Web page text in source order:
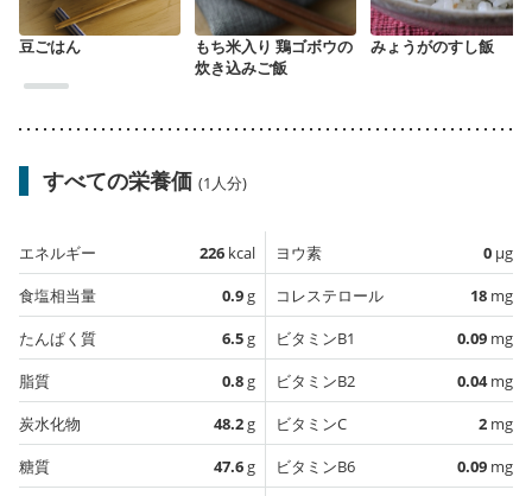
豆ごはん
もち米入り 鶏ゴボウの
炊き込みご飯
みょうがのすし飯
すべての栄養価 (1人分)
エネルギー 226 kcal
食塩相当量
0.9g
たんぱく質
6.5g
脂質
0.8g
炭水化物
48.2g
糖質
47.6g
ヨウ素 0 µg
コレステロール
18 mg
ビタミンB1
0.09 mg
ビタミンB2
0.04mg
ビタミンC
2 mg
ビタミンB6
0.09 mg